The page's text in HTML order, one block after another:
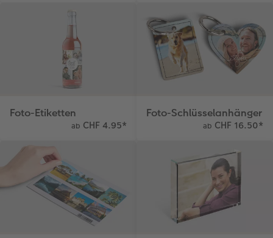
Foto-Etiketten
ab CHF 4.95*
Foto-Schlüsselanhänger
ab CHF 16.50*